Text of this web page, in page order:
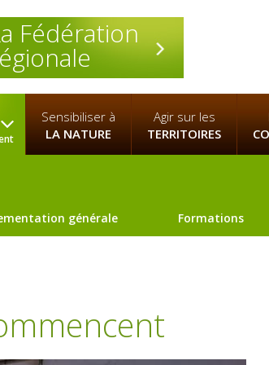
Fédération
Sensibiliser à
LA NATURE
Agir sur les
TERRITOIRES
générale Formations